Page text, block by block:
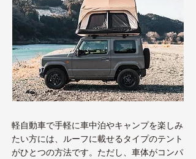
軽自動車で手軽に車中泊やキャンプを楽しみ
たい方には、ルーフに載せるタイプのテント
がひとつの方法です。ただし、車体がコンパ